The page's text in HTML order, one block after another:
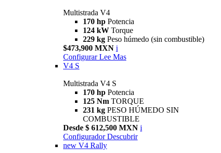
Multistrada V4
170 hp Potencia
124 kW Torque
229 kg Peso húmedo (sin combustible)
$473,900 MXN i
Configurar Lee Mas
V4 S
Multistrada V4 S
170 hp Potencia
125 Nm TORQUE
231 kg PESO HÚMEDO SIN
COMBUSTIBLE
Desde $ 612,500 MXN i
Configurador Descubrir
new V4 Rally